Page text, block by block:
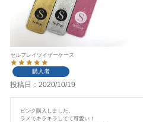
セルフレイツイザーケース
購入者
投稿日 2020/10/19
ピンク購入しました。
ラメでキラキラしてて可愛い！